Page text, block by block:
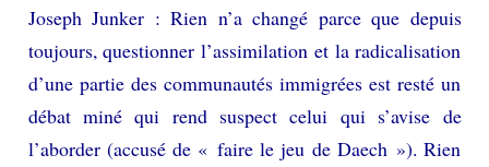
Joseph Junker : Rien n’a changé parce que depuis
toujours, questionner l’assimilation et la radicalisation
d’une partie des communautés immigrées est resté un
débat miné qui rend suspect celui qui s’avise de
l’aborder (accusé de « faire le jeu de Daech »). Rien